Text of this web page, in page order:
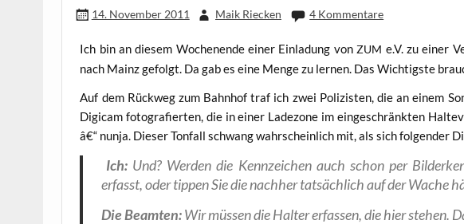
14. November 2011 Maik Riecken 4 Kommentare
Ich bin an die­sem Wochen­en­de einer Ein­la­dung vonZUM e.V. zu einer
nach Mainz gefolgt. Da gab es eine Men­ge zu ler­nen. Das Wich­tigs­te
Auf dem Rück­weg zum Bahn­hof traf ich zwei Poli­zis­ten, die an einem
Digi­cam foto­gra­fier­ten, die in einer Lade­zo­ne im ein­ge­schränk­ten
â€“ nun­ja. Die­ser Ton­fall schwang wahr­schein­lich mit, als sich fol­gen­der
Ich:Und? Wer­den die Kenn­zei­chen auch schon per
erfasst, oder tip­pen Sie die nach­her tat­säch­lich auf der Wache
Die Beam­ten:Wir müs­sen die Hal­ter erfas­sen, die hier ste­hen.